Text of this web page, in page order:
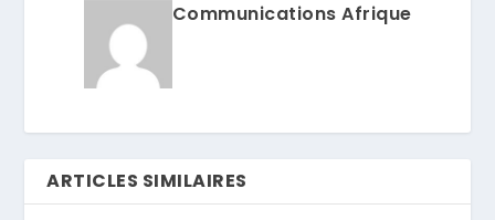
Communications Afrique
ARTICLES SIMILAIRES